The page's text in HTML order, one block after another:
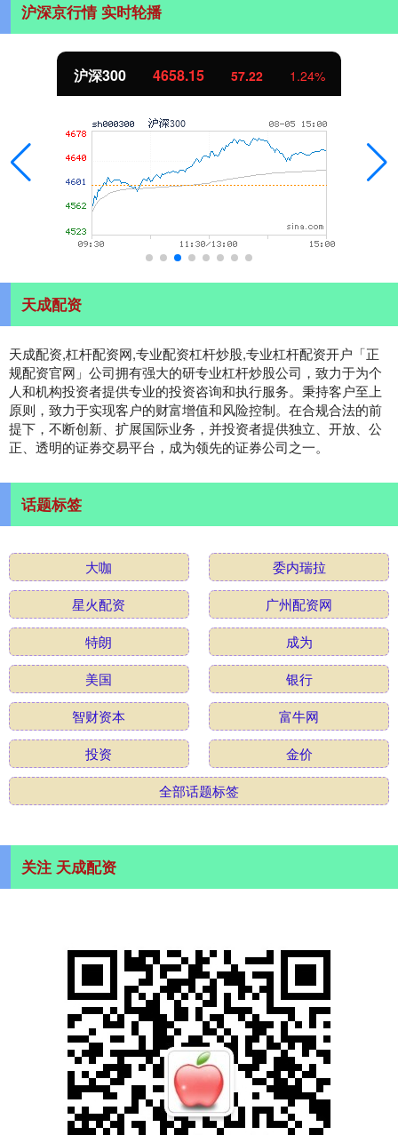
沪深京行情 实时轮播
北证50 1119.46 25.97
天成配资
天成配资,杠杆配资网,专业配资杠杆炒股,专业杠杆配资开户「正
规配资官网」公司拥有强大的研专业杠杆炒股公司，致力于为个
人和机构投资者提供专业的投资咨询和执行服务。秉持客户至上
原则，致力于实现客户的财富增值和风险控制。在合规合法的前
提下，不断创新、扩展国际业务，并投资者提供独立、开放、公
正、透明的证券交易平台，成为领先的证券公司之一。
话题标签
大咖
委内瑞拉
星火配资
广州配资网
特朗
成为
美国
银行
智财资本
富牛网
投资
金价
全部话题标签
关注 天成配资